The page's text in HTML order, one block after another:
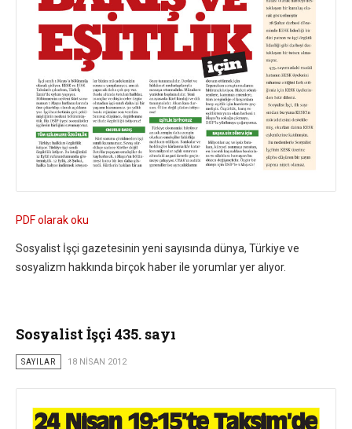
PDF olarak oku
Sosyalist İşçi gazetesinin yeni sayısında dünya, Türkiye ve
sosyalizm hakkında birçok haber ile yorumlar yer alıyor.
Sosyalist İşçi 435. sayı
SAYILAR 18 NISAN 2012